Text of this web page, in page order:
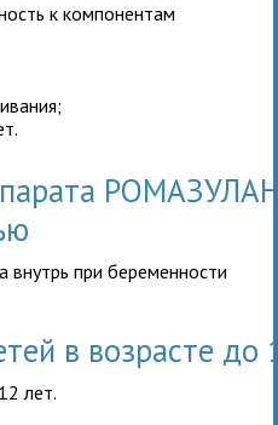
к компонентам
внутрь при беременности
в возрасте до
лет.